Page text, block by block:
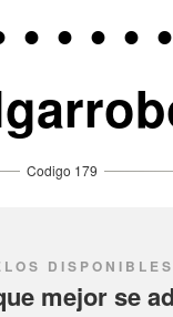
DISPONIBLES
mejor se